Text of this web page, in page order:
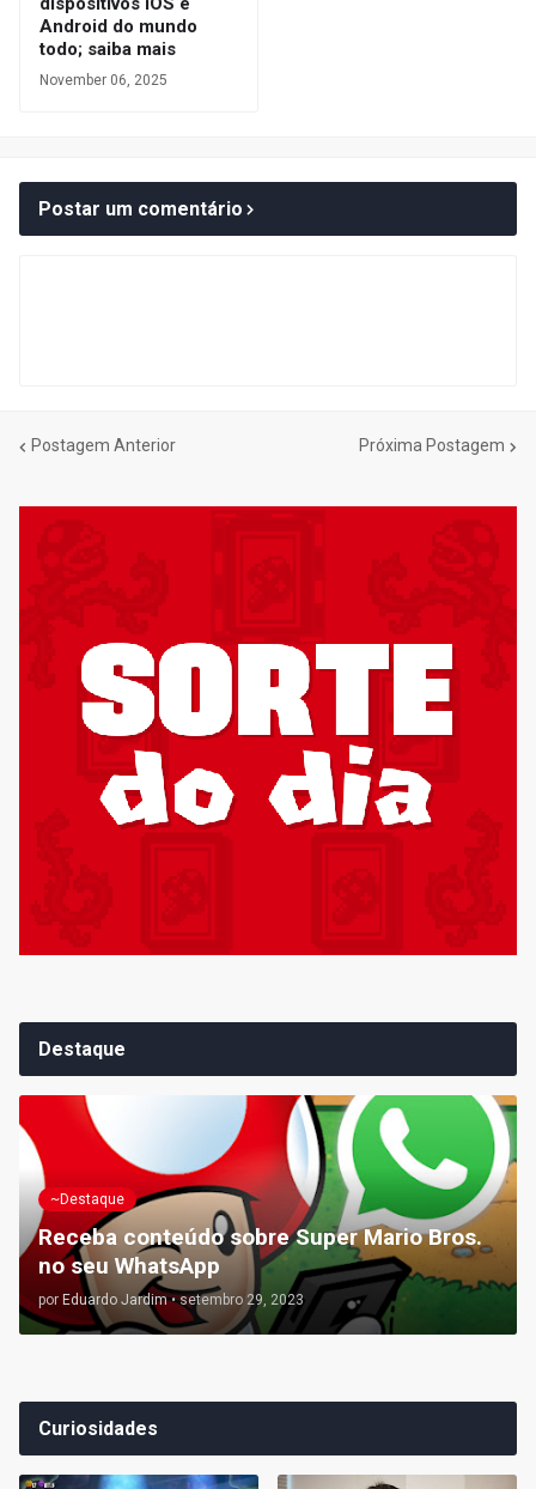
Android do mundo
todo; saiba mais
November 06, 2025
Postar um comentário
Postagem Anterior Próxima Postagem
Destaque
~Destaque
Receba conteúdo sobre Super Mario Bros.
no seu WhatsApp
por Eduardo Jardim • setembro 29, 2023
Curiosidades